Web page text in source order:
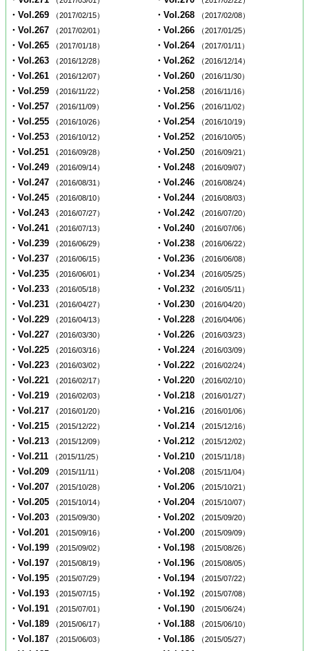
・Vol.269 （2017/02/15） ・Vol.268 （2017/02/08）
・Vol.267 （2017/02/01） ・Vol.266 （2017/01/25）
・Vol.265 （2017/01/18） ・Vol.264 （2017/01/11）
・Vol.263 （2016/12/28） ・Vol.262 （2016/12/14）
・Vol.261 （2016/12/07） ・Vol.260 （2016/11/30）
・Vol.259 （2016/11/22） ・Vol.258 （2016/11/16）
・Vol.257 （2016/11/09） ・Vol.256 （2016/11/02）
・Vol.255 （2016/10/26） ・Vol.254 （2016/10/19）
・Vol.253 （2016/10/12） ・Vol.252 （2016/10/05）
・Vol.251 （2016/09/28） ・Vol.250 （2016/09/21）
・Vol.249 （2016/09/14） ・Vol.248 （2016/09/07）
・Vol.247 （2016/08/31） ・Vol.246 （2016/08/24）
・Vol.245 （2016/08/10） ・Vol.244 （2016/08/03）
・Vol.243 （2016/07/27） ・Vol.242 （2016/07/20）
・Vol.241 （2016/07/13） ・Vol.240 （2016/07/06）
・Vol.239 （2016/06/29） ・Vol.238 （2016/06/22）
・Vol.237 （2016/06/15） ・Vol.236 （2016/06/08）
・Vol.235 （2016/06/01） ・Vol.234 （2016/05/25）
・Vol.233 （2016/05/18） ・Vol.232 （2016/05/11）
・Vol.231 （2016/04/27） ・Vol.230 （2016/04/20）
・Vol.229 （2016/04/13） ・Vol.228 （2016/04/06）
・Vol.227 （2016/03/30） ・Vol.226 （2016/03/23）
・Vol.225 （2016/03/16） ・Vol.224 （2016/03/09）
・Vol.223 （2016/03/02） ・Vol.222 （2016/02/24）
・Vol.221 （2016/02/17） ・Vol.220 （2016/02/10）
・Vol.219 （2016/02/03） ・Vol.218 （2016/01/27）
・Vol.217 （2016/01/20） ・Vol.216 （2016/01/06）
・Vol.215 （2015/12/22） ・Vol.214 （2015/12/16）
・Vol.213 （2015/12/09） ・Vol.212 （2015/12/02）
・Vol.211 （2015/11/25） ・Vol.210 （2015/11/18）
・Vol.209 （2015/11/11） ・Vol.208 （2015/11/04）
・Vol.207 （2015/10/28） ・Vol.206 （2015/10/21）
・Vol.205 （2015/10/14） ・Vol.204 （2015/10/07）
・Vol.203 （2015/09/30） ・Vol.202 （2015/09/20）
・Vol.201 （2015/09/16） ・Vol.200 （2015/09/09）
・Vol.199 （2015/09/02） ・Vol.198 （2015/08/26）
・Vol.197 （2015/08/19） ・Vol.196 （2015/08/05）
・Vol.195 （2015/07/29） ・Vol.194 （2015/07/22）
・Vol.193 （2015/07/15） ・Vol.192 （2015/07/08）
・Vol.191 （2015/07/01） ・Vol.190 （2015/06/24）
・Vol.189 （2015/06/17） ・Vol.188 （2015/06/10）
・Vol.187 （2015/06/03） ・Vol.186 （2015/05/27）